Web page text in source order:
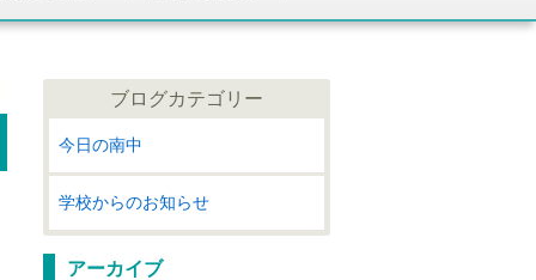
ブログカテゴリー
今日の南中
学校からのお知らせ
アーカイブ